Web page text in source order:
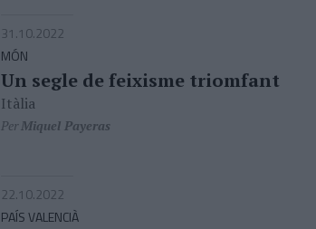
31.10.2022
MÓN
Un segle de feixisme triomfant
Itàlia
PerMiquel Payeras
22.10.2022
PAÍS VALENCIÀ